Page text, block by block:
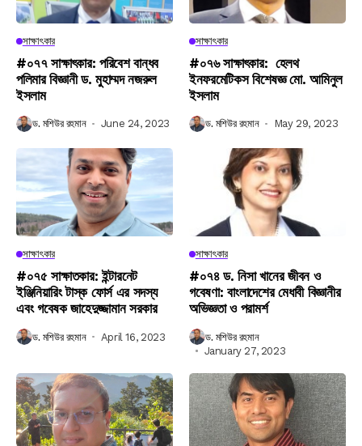
সাক্ষাৎকার
#০৭৭ সাক্ষাৎকার: পরিবেশ বান্ধব
পলিমার বিজ্ঞানী ড. মুহাম্মদ নজরুল
ইসলাম
ড. মশিউর রহমান June 24, 2023
সাক্ষাৎকার
#০৭৬ সাক্ষাৎকার: হেলথ
ইনফরমেটিকস বিশেষজ্ঞ মো. আমিনুল
ইসলাম
ড. মশিউর রহমান May 29, 2023
সাক্ষাৎকার
#০৭৫ সাক্ষাতকার: ইন্টারনেট
ইঞ্জিনিয়ারিং টাস্ক ফোর্স এর সদস্য
এবং গবেষক জাহেদুজ্জামান সরকার
ড. মশিউর রহমান April 16, 2023
সাক্ষাৎকার
#০৭৪ ড. নিসা খানের জীবন ও
গবেষণা: বাংলাদেশের মেধাবী বিজ্ঞানীর
অভিজ্ঞতা ও পরামর্শ
ড. মশিউর রহমান
January 27, 2023